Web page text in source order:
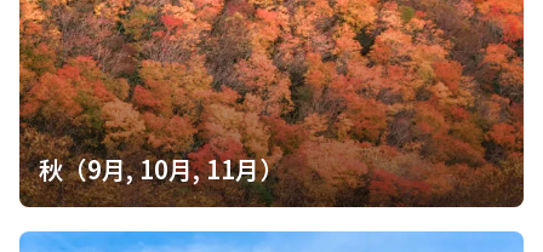
秋（9月, 10月, 11月）